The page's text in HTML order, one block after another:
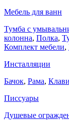
Мебель для ванн
Тумба с
колонна, Полка,
Комплект мебели,
Инсталляции
Бачок, Рама,
Писсуары
Душевые